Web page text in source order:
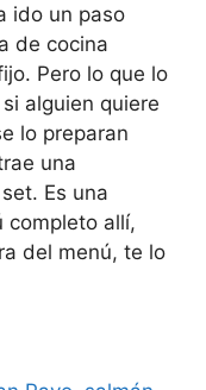
ido un paso
de cocina
Pero lo que lo
alguien quiere
lo preparan
una
Es una
completo allí,
del menú, te lo